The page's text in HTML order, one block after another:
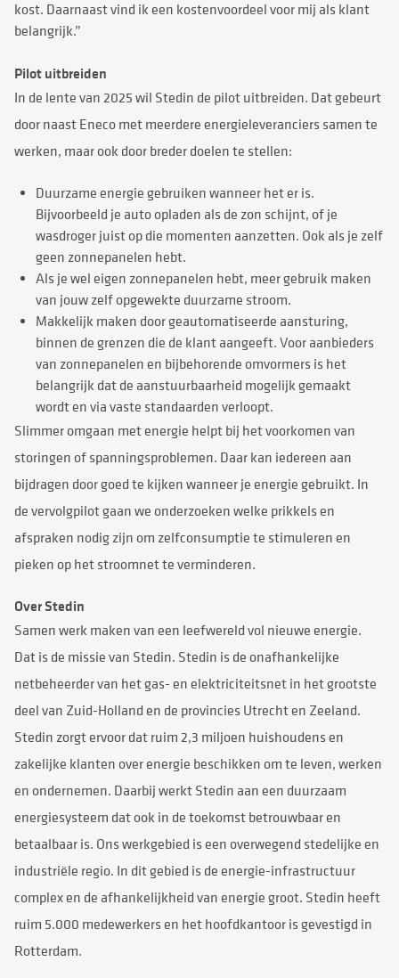
kost. Daarnaast vind ik een kostenvoordeel voor mij als klant
belangrijk.”
Pilot uitbreiden
In de lente van 2025 wil Stedin de pilot uitbreiden. Dat gebeurt
door naast Eneco met meerdere energieleveranciers samen te
werken, maar ook door breder doelen te stellen:
Duurzame energie gebruiken wanneer het er is.
Bijvoorbeeld je auto opladen als de zon schijnt, of je
wasdroger juist op die momenten aanzetten. Ook als je zelf
geen zonnepanelen hebt.
Als je wel eigen zonnepanelen hebt, meer gebruik maken
van jouw zelf opgewekte duurzame stroom.
Makkelijk maken door geautomatiseerde aansturing,
binnen de grenzen die de klant aangeeft. Voor aanbieders
van zonnepanelen en bijbehorende omvormers is het
belangrijk dat de aanstuurbaarheid mogelijk gemaakt
wordt en via vaste standaarden verloopt.
Slimmer omgaan met energie helpt bij het voorkomen van
storingen of spanningsproblemen. Daar kan iedereen aan
bijdragen door goed te kijken wanneer je energie gebruikt. In
de vervolgpilot gaan we onderzoeken welke prikkels en
afspraken nodig zijn om zelfconsumptie te stimuleren en
pieken op het stroomnet te verminderen.
Over Stedin
Samen werk maken van een leefwereld vol nieuwe energie.
Dat is de missie van Stedin. Stedin is de onafhankelijke
netbeheerder van het gas- en elektriciteitsnet in het grootste
deel van Zuid-Holland en de provincies Utrecht en Zeeland.
Stedin zorgt ervoor dat ruim 2,3 miljoen huishoudens en
zakelijke klanten over energie beschikken om te leven, werken
en ondernemen. Daarbij werkt Stedin aan een duurzaam
energiesysteem dat ook in de toekomst betrouwbaar en
betaalbaar is. Ons werkgebied is een overwegend stedelijke en
industriële regio. In dit gebied is de energie-infrastructuur
complex en de afhankelijkheid van energie groot. Stedin heeft
ruim 5.000 medewerkers en het hoofdkantoor is gevestigd in
Rotterdam.